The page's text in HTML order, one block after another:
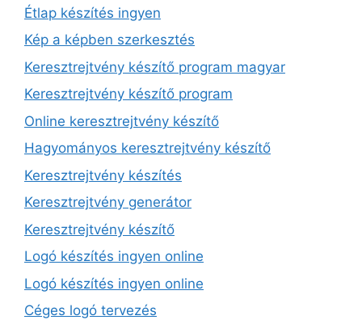
Étlap készítés ingyen
Kép a képben szerkesztés
Keresztrejtvény készítő program magyar
Keresztrejtvény készítő program
Online keresztrejtvény készítő
Hagyományos keresztrejtvény készítő
Keresztrejtvény készítés
Keresztrejtvény generátor
Keresztrejtvény készítő
Logó készítés ingyen online
Logó készítés ingyen online
Céges logó tervezés